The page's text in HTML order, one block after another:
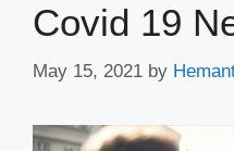
Covid 19
May 15, 2021 by